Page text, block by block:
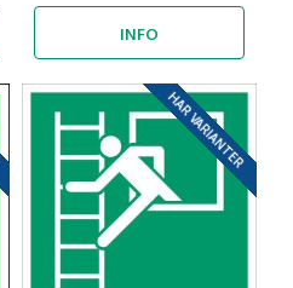
INFO
HAR VARIANTER